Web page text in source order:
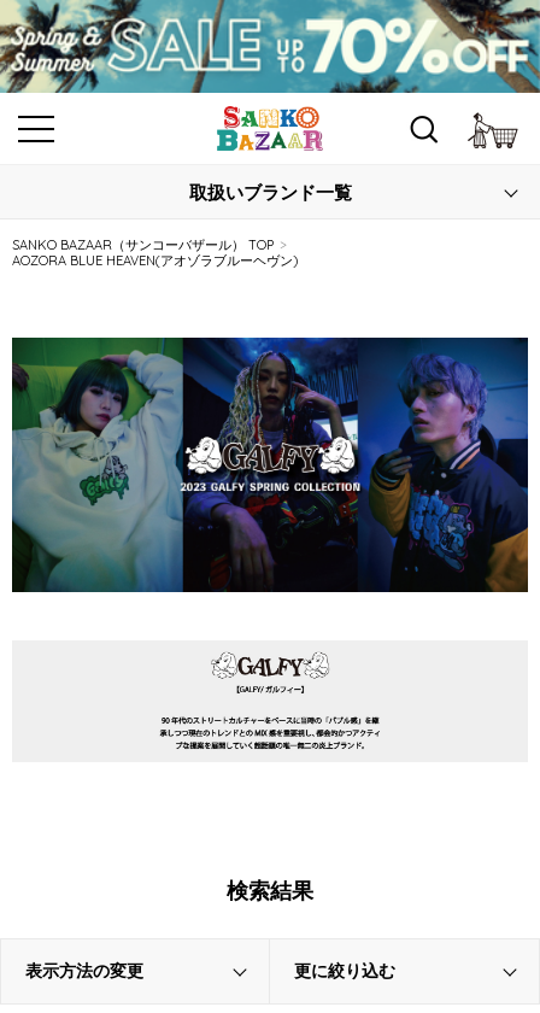
取扱いブランド一覧
SANKO BAZAAR（サンコーバザール） TOP
AOZORA BLUE HEAVEN(アオゾラブルーヘヴン)
検索結果
表示方法の変更 更に絞り込む